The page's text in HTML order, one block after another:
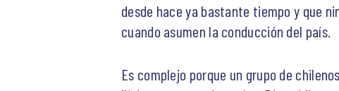
desde hace ya bastante tiempo y que
cuando asumen la conducción del país.
Es complejo porque un grupo de